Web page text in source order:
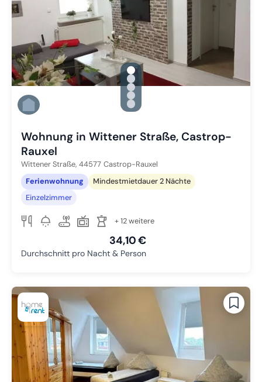
gallery.slide_selector
Zu Slide 1 wechseln
Zu Slide 2 wechseln
Zu Slide 3 wechseln
Zu Slide 4 wechseln
Zu Slide 5 wechseln
Wohnung in Wittener Straße, Castrop-
Rauxel
Wittener Straße, 44577 Castrop-Rauxel
Ferienwohnung
Mindestmietdauer 2 Nächte
Einzelzimmer
+ 12 weitere
34,10 €
Durchschnitt pro Nacht & Person